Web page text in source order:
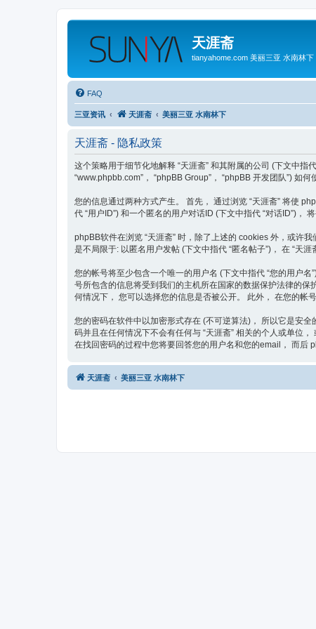
天涯斋
tianyahome.com 美丽三亚 水南林下
FAQ
三亚资讯 天涯斋 美丽三亚 水南林下
天涯斋 - 隐私政策
这个策略用于细节化地解释 “天涯斋” 和其附属的公司 (下文中指代
“www.phpbb.com”， “phpBB Group”， “phpBB 开发团队”) 如
您的信息通过两种方式产生。 首先， 通过浏览 “天涯斋” 将使
代 “用户ID”) 和一个匿名的用户对话ID (下文中指代 “对话ID”)，
phpBB软件在浏览 “天涯斋” 时，除了上述的 cookies 外，或许
是不局限于: 以匿名用户发帖 (下文中指代 “匿名帖子”)， 在 “天
您的帐号将至少包含一个唯一的用户名 (下文中指代 “您的用户
号所包含的信息将受到我们的主机所在国家的数据保护法律的
何情况下， 您可以选择您的信息是否被公开。 此外， 在您的帐
您的密码在软件中以加密形式存在 (不可逆算法)， 所以它是安
码并且在任何情况下不会有任何与 “天涯斋” 相关的个人或单位
在找回密码的过程中您将要回答您的用户名和您的email， 而后
天涯斋 美丽三亚 水南林下